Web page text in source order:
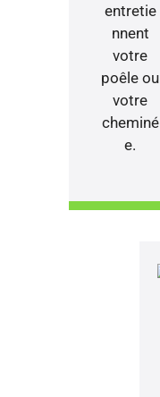
entretie
nnent
votre
poêle ou
votre
cheminé
e.